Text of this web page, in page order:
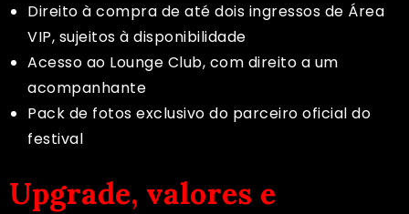
Direito à compra de até dois ingressos de Área
VIP, sujeitos à disponibilidade
Acesso ao Lounge Club, com direito a um
acompanhante
Pack de fotos exclusivo do parceiro oficial do
festival
Upgrade, valores e